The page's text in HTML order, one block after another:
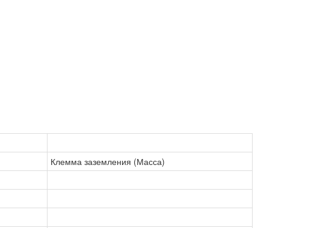
Клемма заземления (Масса)